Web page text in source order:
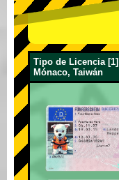
Tipo de Licencia
Mónaco, Taiwán